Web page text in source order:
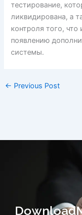
тестирование,
ликвидирована, а
контроля того, что
появлению
системы.
← Previous Post
Download